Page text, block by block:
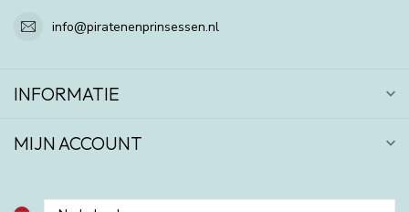
info@piratenenprinsessen.nl
INFORMATIE
MIJN ACCOUNT